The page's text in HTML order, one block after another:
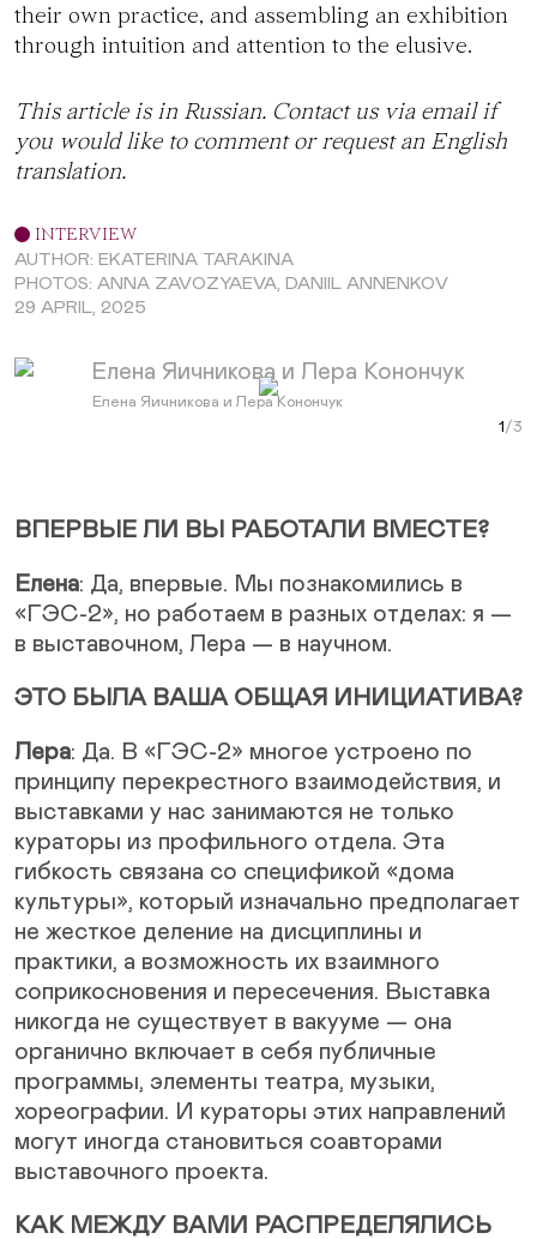
INTERVIEW
AUTHOR: EKATERINA TARAKINA
PHOTOS: ANNA ZAVOZYAEVA, DANIIL ANNENKOV
29 APRIL, 2025
their own practice, and assembling an exhibition
through intuition and attention to the elusive.
This article is in Russian. Contact us via emailif
you would like to comment or request an English
translation.
Next Slide
Елена Яичникова и Лера Конончук
ВПЕРВЫЕ ЛИ ВЫ РАБОТАЛИ ВМЕСТЕ?
Елена: Да, впервые. Мы познакомились в
«ГЭС-2», но работаем в разных отделах: я —
в выставочном, Лера — в научном.
ЭТО БЫЛА ВАША ОБЩАЯ ИНИЦИАТИВА?
Лера: Да. В «ГЭС-2» многое устроено по
принципу перекрестного взаимодействия, и
выставками у нас занимаются не только
кураторы из профильного отдела. Эта
гибкость связана со спецификой «дома
культуры», который изначально предполагает
не жесткое деление на дисциплины и
практики, а возможность их взаимного
соприкосновения и пересечения. Выставка
никогда не существует в вакууме — она
органично включает в себя публичные
программы, элементы театра, музыки,
хореографии. И кураторы этих направлений
могут иногда становиться соавторами
выставочного проекта.
КАК МЕЖДУ ВАМИ РАСПРЕДЕЛЯЛИСЬ